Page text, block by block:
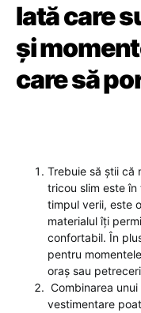
Iată care
și
care să
Trebuie să știi că
tricou slim este
timpul verii, este
materialul îți
confortabil. În
pentru
oraș sau
Combinarea
vestimentare